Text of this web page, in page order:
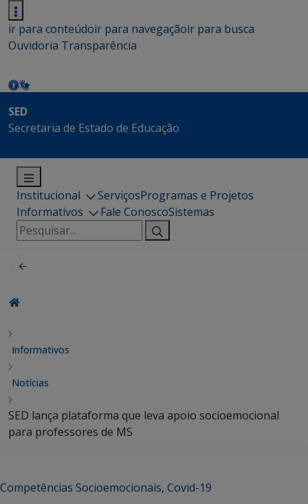
ir para conteúdoir para navegaçãoir para busca
Ouvidoria Transparência
SED
Secretaria de Estado de Educação
Institucional ServiçosProgramas e Projetos
Informativos
Fale ConoscoSistemas
Pesquisar
por:
Informativos
Notícias
SED lança plataforma que leva apoio socioemocional
para professores de MS
Competências Socioemocionais, Covid-19